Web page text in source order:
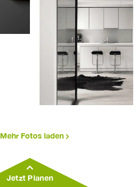
Mehr Fotos laden
Jetzt Planen